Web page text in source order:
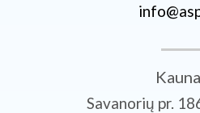
Savanorių pr.